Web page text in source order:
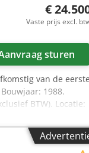
€
Vaste prijs excl.
sturen
van de eerste
1988.
BTW). Locatie: